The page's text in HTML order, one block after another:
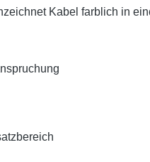
Kabel farblich in